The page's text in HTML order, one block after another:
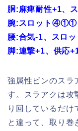
胴:麻痺耐性+1
腕:スロット④①①
腰:合気-1、スロ
脚:連撃+1、供応
強属性ビンのスラ
す。スラアクは攻
り回しているだけ
と違って、取り巻